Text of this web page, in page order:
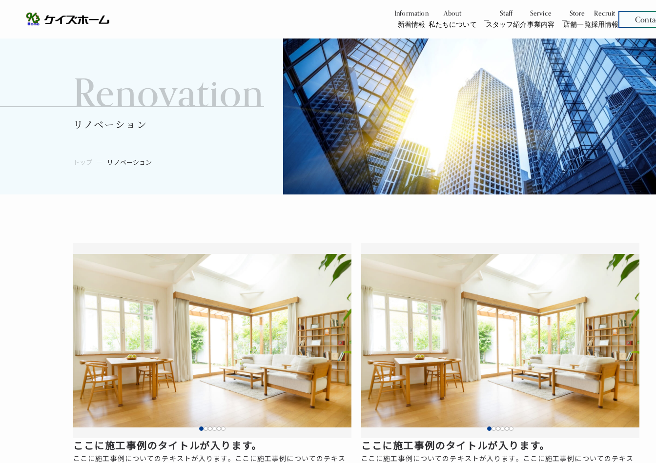
Information
新着情報
About
私たちについて
Staff
スタッフ紹介
Service
事業内容
Store
店舗一覧
Recruit
採用情報
Renovation
リノベーション
トップ リノベーション
ここに施工事例のタイトルが入ります。
ここに施工事例についてのテキストが入ります。ここに施工事例についてのテキス
ここに施工事例のタイトルが入ります。
ここに施工事例についてのテキストが入ります。ここに施工事例についてのテキス